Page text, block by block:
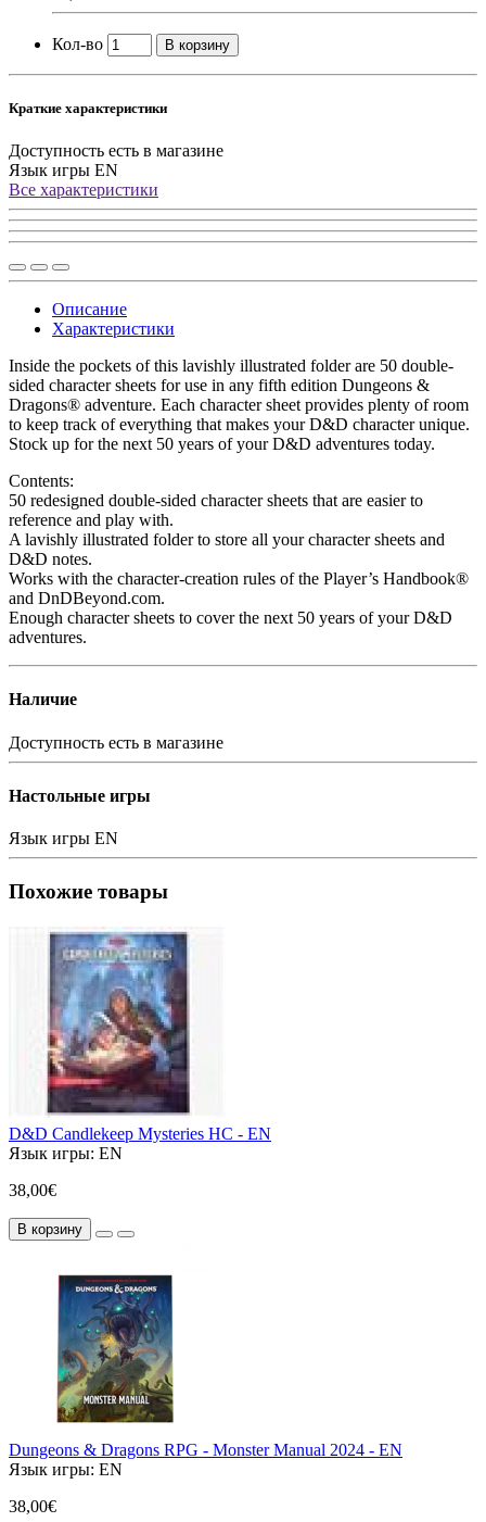
Кол-во В корзину
Краткие характеристики
Доступность есть в магазине
Язык игры EN
Все характеристики
Описание
Характеристики
Inside the pockets of this lavishly illustrated folder are 50 double-
sided character sheets for use in any fifth edition Dungeons &
Dragons® adventure. Each character sheet provides plenty of room
to keep track of everything that makes your D&D character unique.
Stock up for the next 50 years of your D&D adventures today.
Contents:
50 redesigned double-sided character sheets that are easier to
reference and play with.
A lavishly illustrated folder to store all your character sheets and
D&D notes.
Works with the character-creation rules of the Player’s Handbook®
and DnDBeyond.com.
Enough character sheets to cover the next 50 years of your D&D
adventures.
Наличие
Доступность есть в магазине
Настольные игры
Язык игры EN
Похожие товары
D&D Candlekeep Mysteries HC - EN
Язык игры: EN
38,00€
В корзину
Dungeons & Dragons RPG - Monster Manual 2024 - EN
Язык игры: EN
38,00€